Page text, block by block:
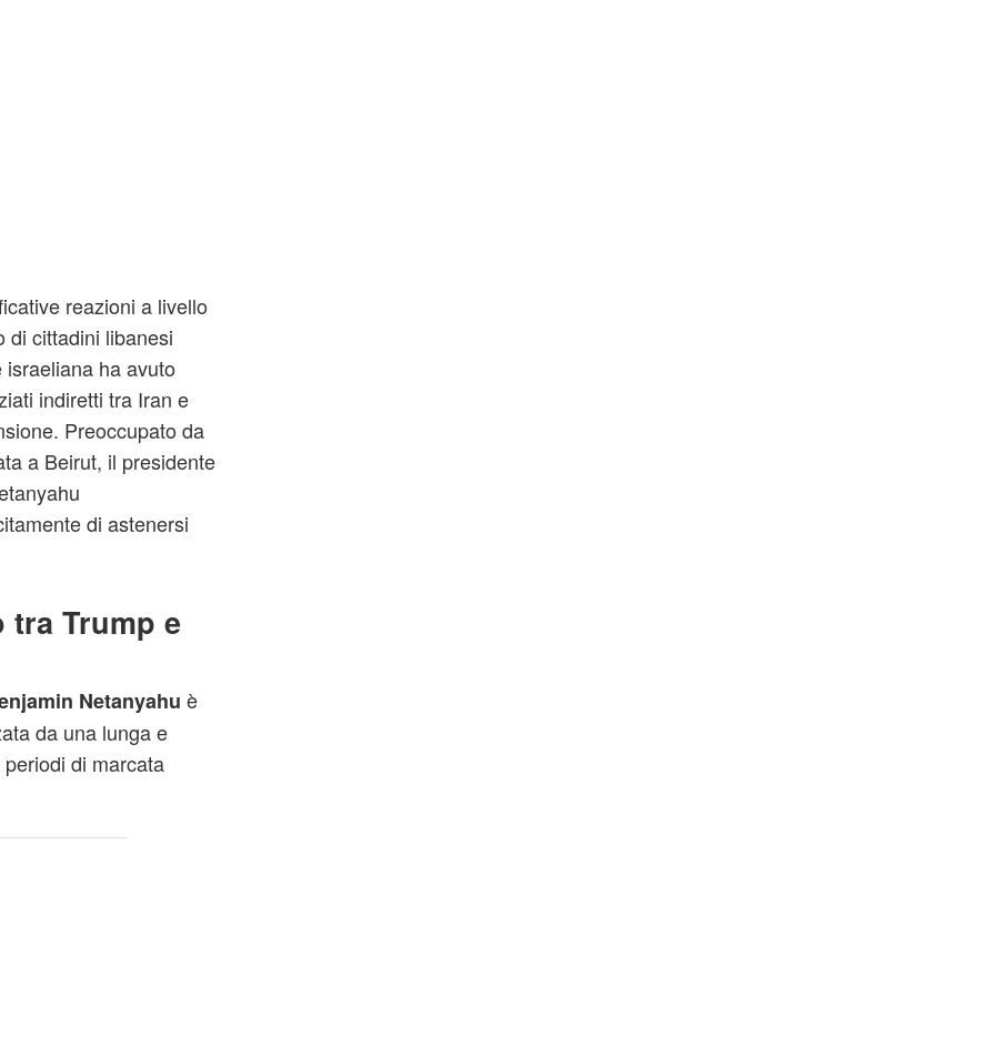
reazioni a livello
di cittadini libanesi
ha avuto
indiretti tra Iran e
Preoccupato da
a Beirut, il presidente
di astenersi
Trump e
Netanyahu è
da una lunga e
di marcata